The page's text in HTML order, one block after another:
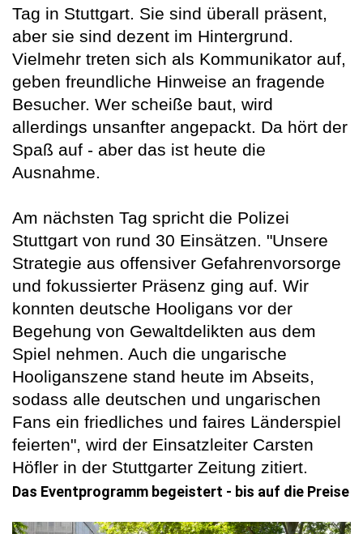
Tag in Stuttgart. Sie sind überall präsent,
aber sie sind dezent im Hintergrund.
Vielmehr treten sich als Kommunikator auf,
geben freundliche Hinweise an fragende
Besucher. Wer scheiße baut, wird
allerdings unsanfter angepackt. Da hört der
Spaß auf - aber das ist heute die
Ausnahme.
Am nächsten Tag spricht die Polizei
Stuttgart von rund 30 Einsätzen. "Unsere
Strategie aus offensiver Gefahrenvorsorge
und fokussierter Präsenz ging auf. Wir
konnten deutsche Hooligans vor der
Begehung von Gewaltdelikten aus dem
Spiel nehmen. Auch die ungarische
Hooliganszene stand heute im Abseits,
sodass alle deutschen und ungarischen
Fans ein friedliches und faires Länderspiel
feierten", wird der Einsatzleiter Carsten
Höfler in der Stuttgarter Zeitung zitiert.
Das Eventprogramm begeistert - bis auf die Preise